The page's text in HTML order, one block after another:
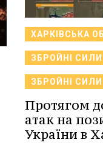
ХАРКІВСЬКА
ЗБРОЙНІ СИЛИ
ЗБРОЙНІ СИЛИ
Протягом
атак на
України в